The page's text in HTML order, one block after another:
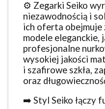
⚙️ Zegarki Seiko
niezawodnością i
ich oferta obejmuje
modele eleganckie,
profesjonalne
wysokiej jakości
i szafirowe szkła,
oraz
➡️ Styl Seiko łączy